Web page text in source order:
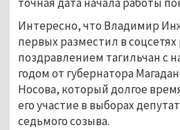
Интересно, что Владимир
первых разместил в соцсетях
поздравлением тагильчан с
годом от губернатора
Носова, который долгое
его участие в выборах
седьмого созыва.